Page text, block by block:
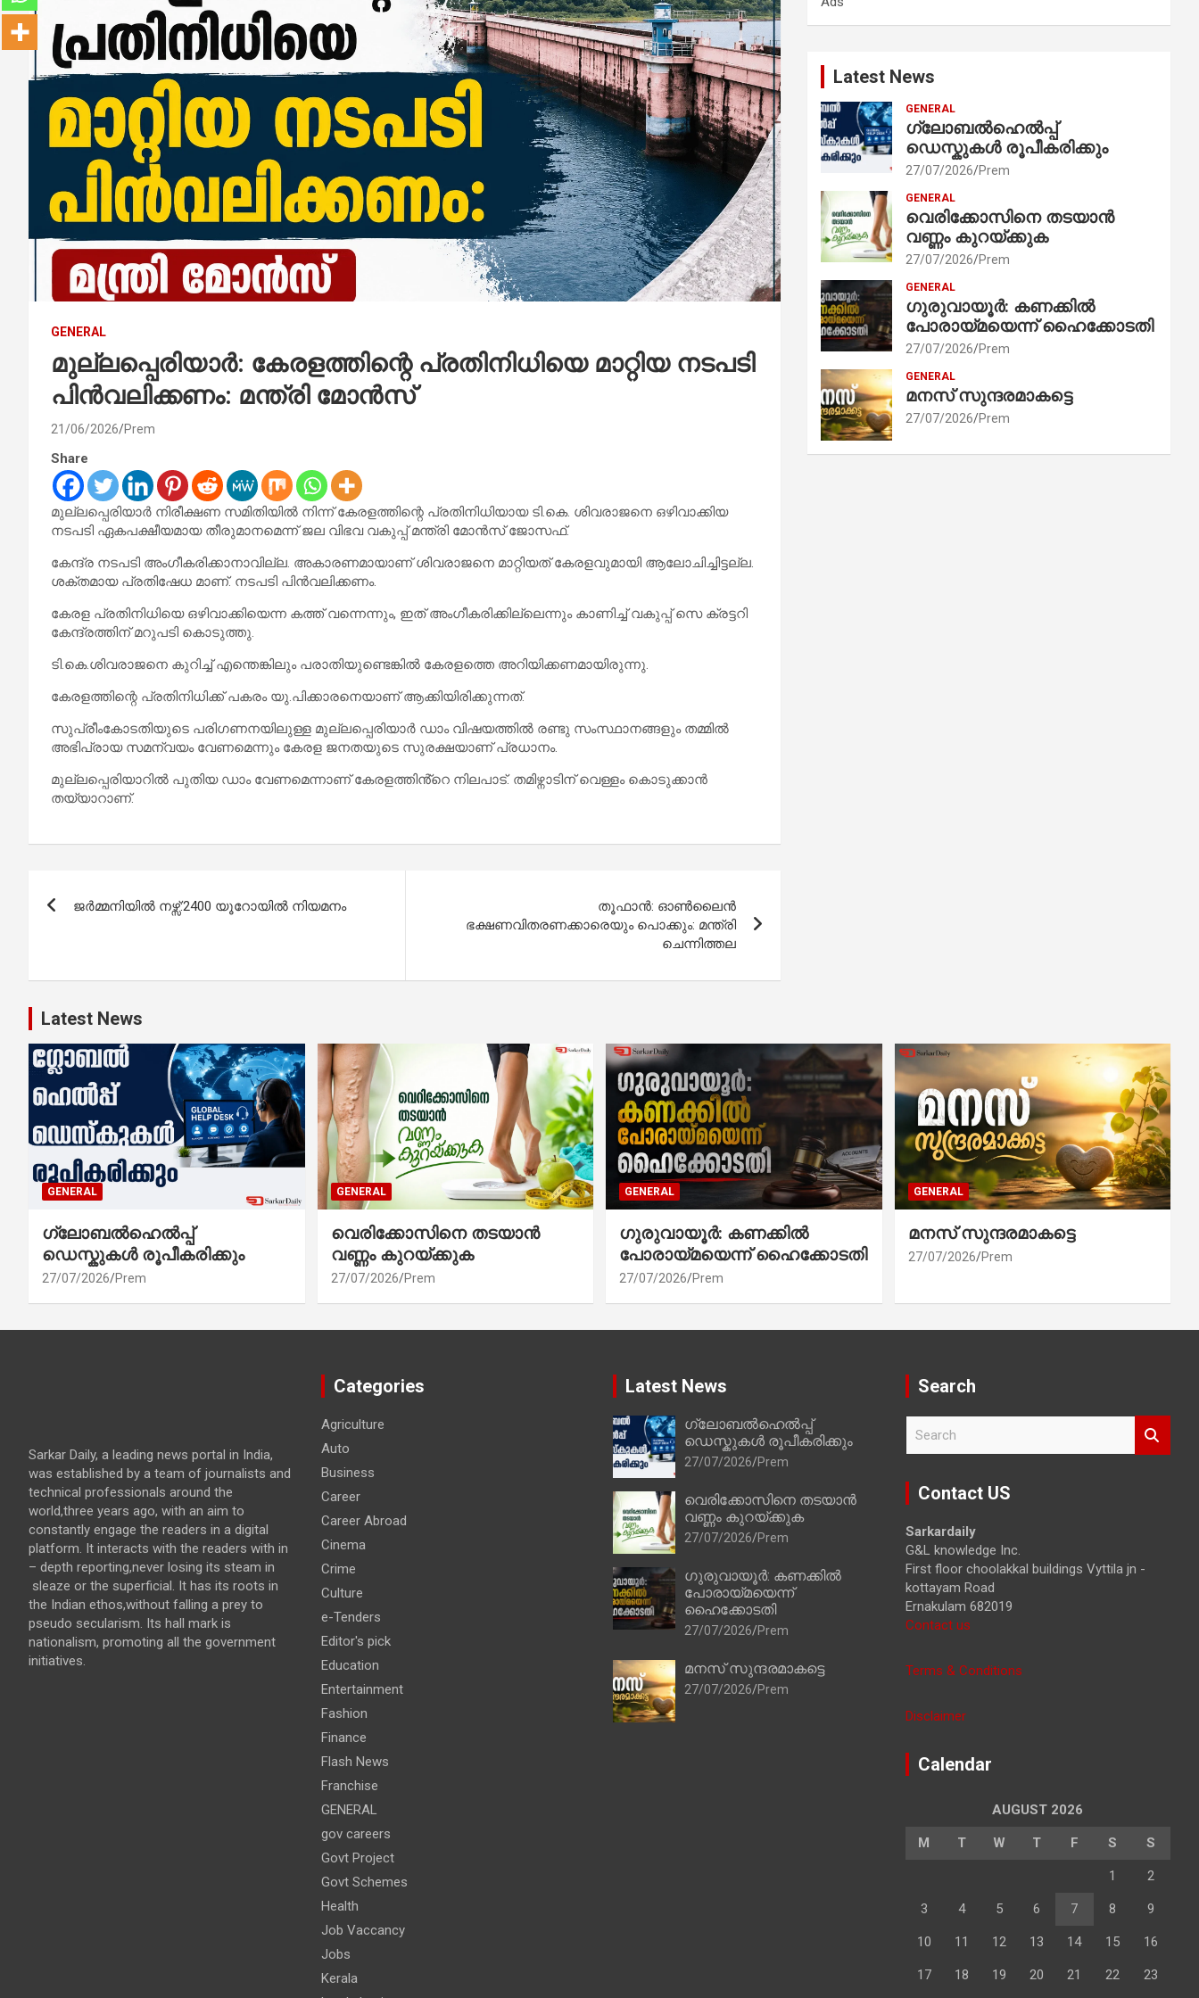
GENERAL
മുല്ലപ്പെരിയാർ: കേരളത്തി​ന്റെ പ്രതിനിധിയെ മാറ്റിയ നടപടി
പിൻവലിക്കണം: മന്ത്രി മോൻസ്
21/06/2026 Prem
Share
മുല്ലപ്പെരിയാർ നിരീ​ക്ഷണ സമിതിയിൽ നിന്ന് കേരളത്തി​ന്റെ പ്രതിനിധിയായ ടി.കെ. ശിവരാജനെ ഒഴിവാക്കിയ
നടപടി ഏകപക്ഷീയമായ തീരുമാനമെന്ന് ജല വിഭവ വകുപ്പ് മന്ത്രി മോൻസ് ജോസഫ്.
കേന്ദ്ര നടപടി അംഗീകരിക്കാനാവില്ല. അകാരണമായാണ് ശിവരാജനെ മാറ്റിയത് കേരളവുമായി ആലോചിച്ചിട്ടല്ല.
ശക്തമായ പ്രതിഷേധ മാണ്. നടപടി പിൻവലിക്കണം.
കേരള പ്രതിനിധിയെ ഒഴിവാക്കിയെന്ന കത്ത് വന്നെന്നും, ഇത് അംഗീകരിക്കില്ലെന്നും കാണിച്ച് വകുപ്പ് സെ ക്രട്ടറി
കേന്ദ്രത്തിന് മറുപടി കൊടുത്തു.
ടി.കെ.ശിവരാജനെ കുറിച്ച് എന്തെങ്കിലും പരാതിയുണ്ടെങ്കിൽ കേരളത്തെ അറിയിക്കണമായിരുന്നു.
കേരളത്തിന്റെ പ്രതിനിധിക്ക് പകരം യു.പിക്കാരനെയാണ് ആക്കിയിരിക്കുന്നത്.
സുപ്രീംകോടതിയുടെ പരിഗണനയിലുള്ള മുല്ലപ്പെരിയാർ ഡാം വിഷയത്തിൽ രണ്ടു സംസ്ഥാനങ്ങളും തമ്മിൽ
അഭിപ്രായ സമന്വയം വേണമെന്നും കേരള ജനതയുടെ സുരക്ഷയാണ് പ്രധാനം.
മുല്ലപ്പെരിയാറിൽ പുതിയ ഡാം വേണമെന്നാണ് കേരളത്തിൻ്റെ നിലപാട്. തമിഴ്നാടിന് വെള്ളം കൊടുക്കാൻ
തയ്യാറാണ്.
ജർമ്മനിയിൽ നഴ്സ്:2400 യൂറോയിൽ നിയമനം
തൂഫാൻ: ഓൺലൈൻ
ഭക്ഷണവിതരണക്കാരെയും പൊക്കും: മന്ത്രി
ചെന്നിത്തല
Latest News
GENERAL
ഗ്ലോബൽഹെൽപ്പ്
ഡെസ്കുകൾ രൂപീകരിക്കും
27/07/2026 Prem
GENERAL
വെരിക്കോസിനെ തടയാൻ
വണ്ണം കുറയ്ക്കുക
27/07/2026 Prem
GENERAL
ഗുരുവായൂർ: കണക്കിൽ
പോരായ്മയെന്ന് ഹൈക്കോടതി
27/07/2026 Prem
GENERAL
മനസ് സുന്ദരമാകട്ടെ
27/07/2026 Prem
Latest News
GENERAL
ഗ്ലോബൽഹെൽപ്പ്
ഡെസ്കുകൾ രൂപീകരിക്കും
27/07/2026 Prem
GENERAL
വെരിക്കോസിനെ തടയാൻ
വണ്ണം കുറയ്ക്കുക
27/07/2026 Prem
GENERAL
ഗുരുവായൂർ: കണക്കിൽ
പോരായ്മയെന്ന് ഹൈക്കോടതി
27/07/2026 Prem
GENERAL
മനസ് സുന്ദരമാകട്ടെ
27/07/2026 Prem
Sarkar Daily, a leading news portal in India,
was established by a team of journalists and
technical professionals around the
world,three years ago, with an aim to
constantly engage the readers in a digital
platform. It interacts with the readers with in
– depth reporting,never losing its steam in
sleaze or the superficial. It has its roots in
the Indian ethos,without falling a prey to
pseudo secularism. Its hall mark is
nationalism, promoting all the government
initiatives.
Categories
Agriculture
Auto
Business
Career
Career Abroad
Cinema
Crime
Culture
e-Tenders
Editor's pick
Education
Entertainment
Fashion
Finance
Flash News
Franchise
GENERAL
gov careers
Govt Project
Govt Schemes
Health
Job Vaccancy
Jobs
Kerala
Latest News
ഗ്ലോബൽഹെൽപ്പ്
ഡെസ്കുകൾ രൂപീകരിക്കും
27/07/2026 Prem
വെരിക്കോസിനെ തടയാൻ
വണ്ണം കുറയ്ക്കുക
27/07/2026 Prem
ഗുരുവായൂർ: കണക്കിൽ
പോരായ്മയെന്ന്
ഹൈക്കോടതി
27/07/2026 Prem
മനസ് സുന്ദരമാകട്ടെ
27/07/2026 Prem
Search
r
Contact US
Sarkardaily
G&L knowledge Inc.
First floor choolakkal buildings Vyttila jn -
kottayam Road
Ernakulam 682019
Contact us
Terms & Conditions
Disclaimer
Calendar
AUGUST 2026
M T W T F S S
1 2
3 4 5 6 7 8 9
10 11 12 13 14 15 16
17 18 19 20 21 22 23